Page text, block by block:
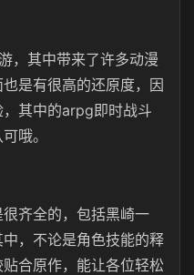
，其中带来了许多动漫
是有很高的还原度，因
其中的arpg即时战斗
哦。
齐全的，包括黑崎一
，不论是角色技能的释
合原作，能让各位轻松